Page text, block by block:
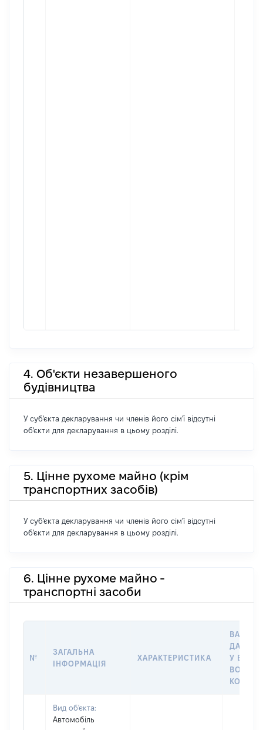
4. Об'єкти незавершеного
будівництва
У суб'єкта декларування чи членів його сім'ї відсутні
об'єкти для декларування в цьому розділі.
5. Цінне рухоме майно (крім
транспортних засобів)
У суб'єкта декларування чи членів його сім'ї відсутні
об'єкти для декларування в цьому розділі.
6. Цінне рухоме майно -
транспортні засоби
№
ЗАГАЛЬНА
ІНФОРМАЦІЯ
ХАРАКТЕРИСТИКА
ДАТУ
У
Вид об'єкта:
Автомобіль